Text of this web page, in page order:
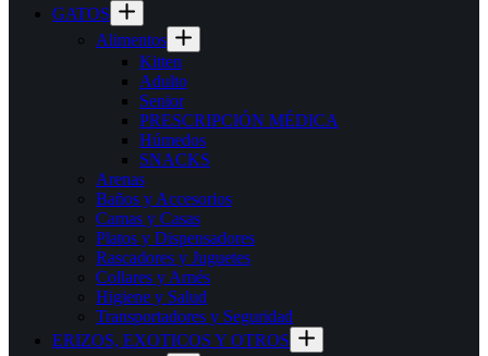
GATOS
Alimentos
Kitten
Adulto
Senior
PRESCRIPCIÓN MÉDICA
Húmedos
SNACKS
Arenas
Baños y Accesorios
Camas y Casas
Platos y Dispensadores
Rascadores y Juguetes
Collares y Arnés
Higiene y Salud
Transportadores y Seguridad
ERIZOS, EXOTICOS Y OTROS